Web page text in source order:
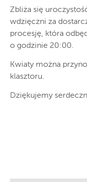
Zbliża się
wdzięczni za
procesję, która
o godzinie 20:00.
Kwiaty można
klasztoru.
Dziękujemy